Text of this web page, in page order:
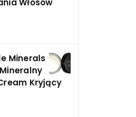
Włosów
Minerals
Kryjący